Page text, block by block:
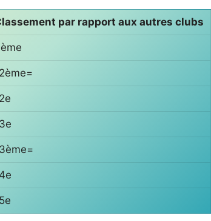
par rapport aux autres clubs